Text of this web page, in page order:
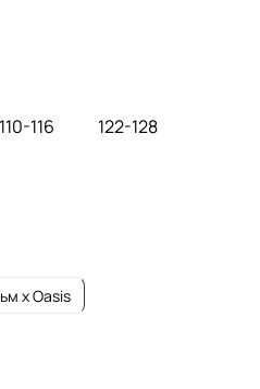
110-116 122-128
x Oasis